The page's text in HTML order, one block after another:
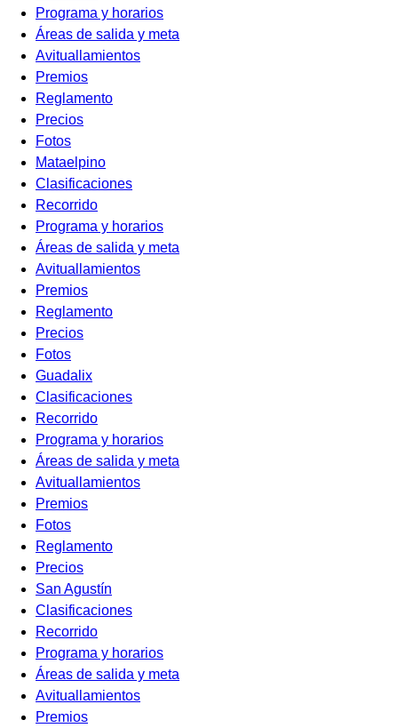
Programa y horarios
Áreas de salida y meta
Avituallamientos
Premios
Reglamento
Precios
Fotos
Mataelpino
Clasificaciones
Recorrido
Programa y horarios
Áreas de salida y meta
Avituallamientos
Premios
Reglamento
Precios
Fotos
Guadalix
Clasificaciones
Recorrido
Programa y horarios
Áreas de salida y meta
Avituallamientos
Premios
Fotos
Reglamento
Precios
San Agustín
Clasificaciones
Recorrido
Programa y horarios
Áreas de salida y meta
Avituallamientos
Premios